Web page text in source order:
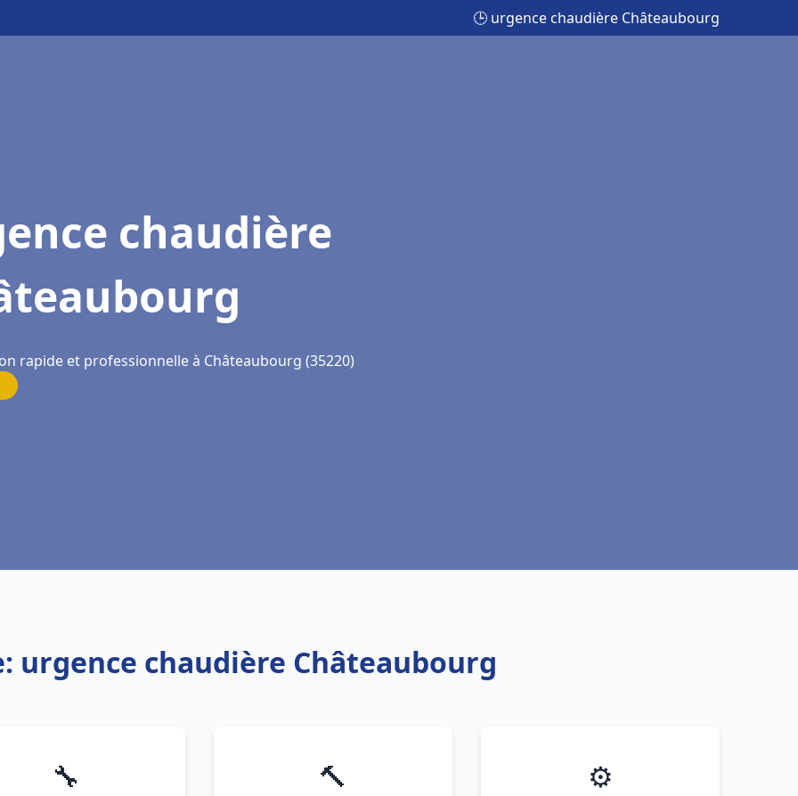
🕒 urgence chaudière Châteaubourg
chaudière
rapide et professionnelle à Châteaubourg (35220)
urgence chaudière Châteaubourg
🔧 🔨 ⚙️